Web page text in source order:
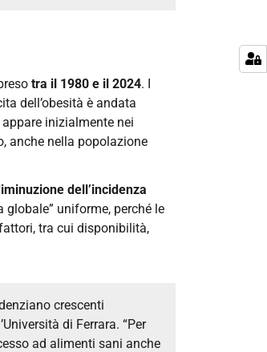
tra il 1980 e il 2024. I
dell’obesità è andata
inizialmente nei
anche nella popolazione
dell’incidenza
globale” uniforme, perché le
tra cui disponibilità,
crescenti
di Ferrara. “Per
ad alimenti sani anche